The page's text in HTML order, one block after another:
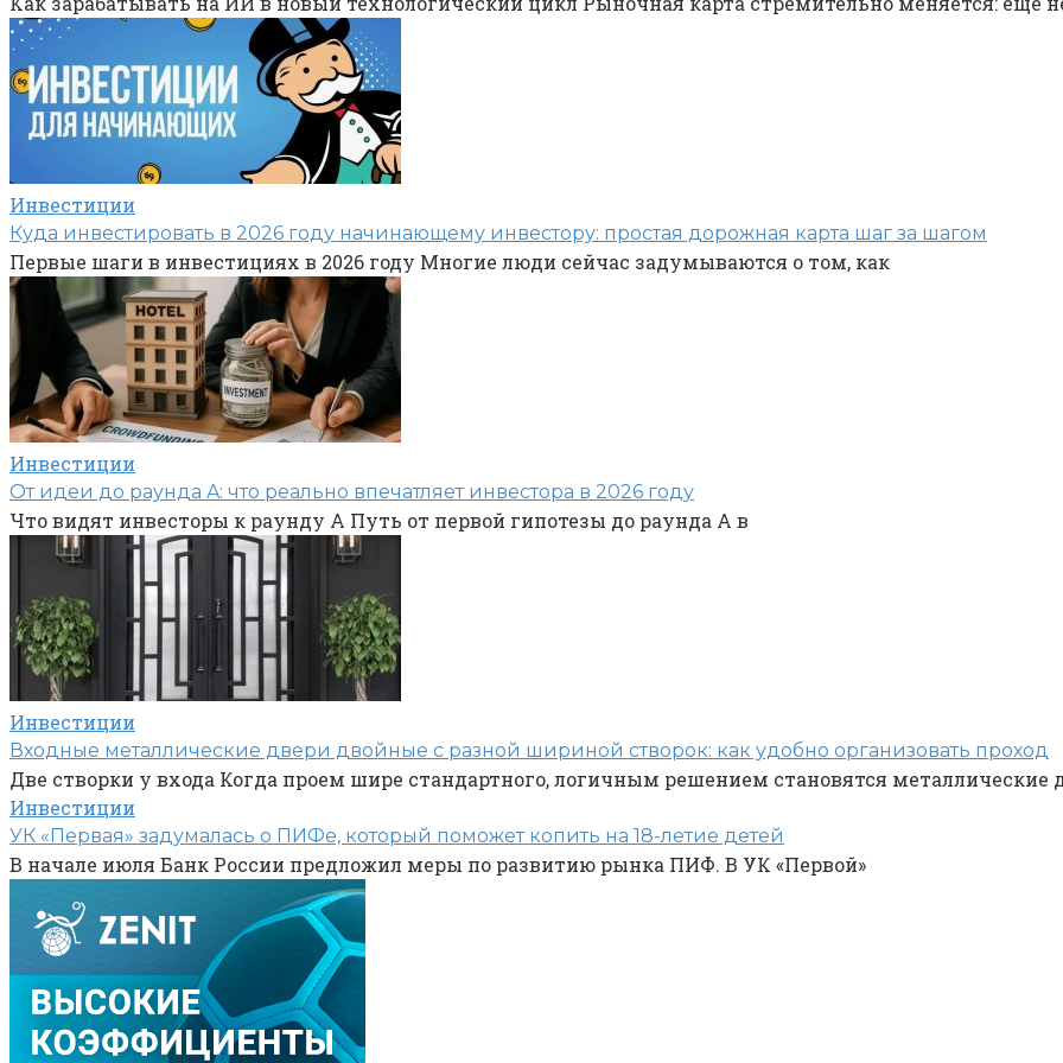
Инвестиции
Куда инвестировать в 2026 году начинающему инвестору: простая дорожная карта шаг за шагом
Первые шаги в инвестициях в 2026 году Многие люди сейчас задумываются о том, как
Инвестиции
От идеи до раунда A: что реально впечатляет инвестора в 2026 году
Что видят инвесторы к раунду A Путь от первой гипотезы до раунда A в
Инвестиции
Входные металлические двери двойные с разной шириной створок: как удобно организовать проход
Две створки у входа Когда проем шире стандартного, логичным решением становятся металлические
Инвестиции
УК «Первая» задумалась о ПИФе, который поможет копить на 18-летие детей
В начале июля Банк России предложил меры по развитию рынка ПИФ. В УК «Первой»